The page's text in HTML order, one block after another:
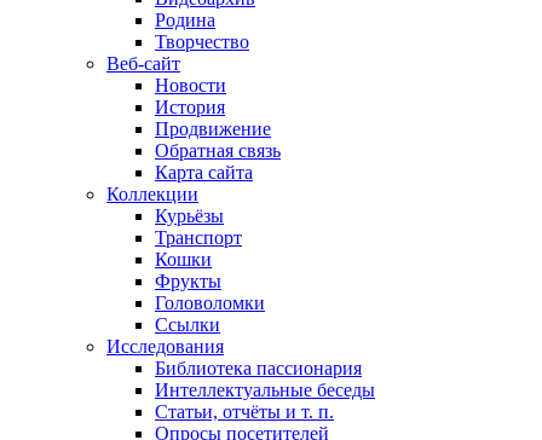
Родина
Творчество
Веб-сайт
Новости
История
Продвижение
Обратная связь
Карта сайта
Коллекции
Курьёзы
Транспорт
Кошки
Фрукты
Головоломки
Ссылки
Исследования
Библиотека пассионария
Интеллектуальные беседы
Статьи, отчёты и т. п.
Опросы посетителей